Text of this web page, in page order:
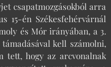
csapatmozgásokból arra
15-én Székesfehérvárnál
és Mór irányában, a 3.
kell számolni,
tett, hogy az arcvonalnak